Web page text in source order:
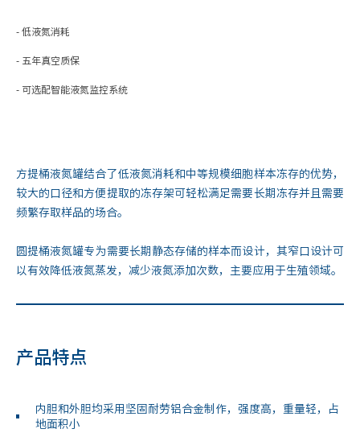
- 低液氮消耗
- 五年真空质保
- 可选配智能液氮监控系统
方提桶液氮罐结合了低液氮消耗和中等规模细胞样本冻存的优势，
较大的口径和方便提取的冻存架可轻松满足需要长期冻存并且需要
频繁存取样品的场合。
圆提桶液氮罐专为需要长期静态存储的样本而设计，其窄口设计可
以有效降低液氮蒸发，减少液氮添加次数，主要应用于生殖领域。
产品特点
内胆和外胆均采用坚固耐劳铝合金制作，强度高，重量轻，占
地面积小